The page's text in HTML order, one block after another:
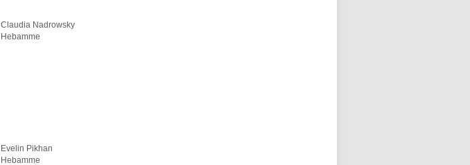
Claudia Nadrowsky
Hebamme
Evelin Pikhan
Hebamme